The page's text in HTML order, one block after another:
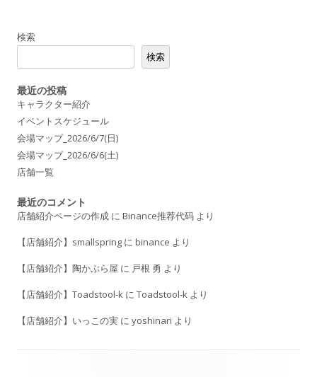
検索
検索
最近の投稿
キャラクター紹介
イベントスケジュール
会場マップ_2026/6/7(日)
会場マップ_2026/6/6(土)
店舗一覧
最近のコメント
店舗紹介ページの作成 に Binance推荐代码 より
【店舗紹介】smallspring に binance より
【店舗紹介】陶かぶら屋 に 戸根 勇 より
【店舗紹介】Toadstool-k に Toadstool-k より
【店舗紹介】いっこの実 に yoshinari より